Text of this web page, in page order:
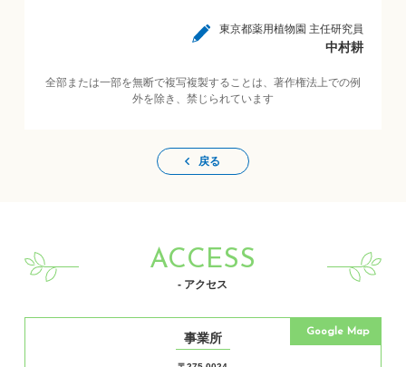
東京都薬用植物園 主任研究員
中村耕
全部または一部を無断で複写複製することは、著作権法上での例
外を除き、禁じられています
戻る
ACCESS
- アクセス
事業所 Google Map